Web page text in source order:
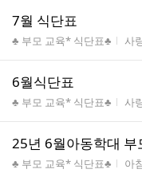
7월 식단표
게시판명
♣ 부모 교육* 식단표♣ 작
사
6월식단표
게시판명
♣ 부모 교육* 식단표♣ 작
사
25년 6월아동학대 부
게시판명
♣ 부모 교육* 식단표♣ 작
아